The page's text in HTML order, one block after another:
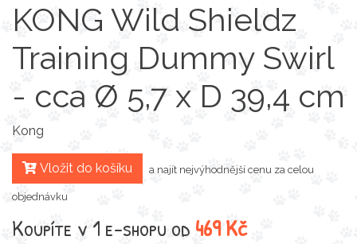
KONG Wild Shieldz
Training Dummy Swirl
- cca Ø 5,7 x D 39,4 cm
Kong
Vložit do košíku a najít nejvýhodnější cenu za celou
objednávku
Koupíte v 1 e-shopu od 469 Kč